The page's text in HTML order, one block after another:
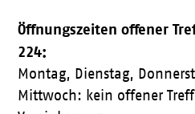
Öffnungszeiten offener
224:
Montag, Dienstag,
Mittwoch: kein offener